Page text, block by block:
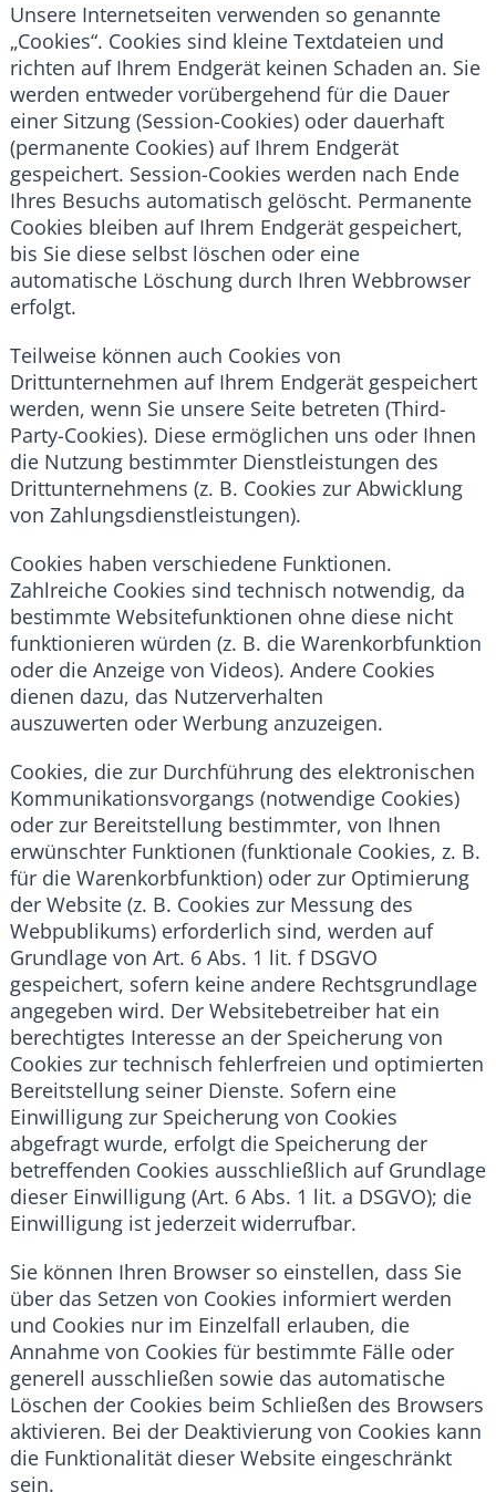
Unsere Internetseiten verwenden so genannte
„Cookies“. Cookies sind kleine Textdateien und
richten auf Ihrem Endgerät keinen Schaden an. Sie
werden entweder vorübergehend für die Dauer
einer Sitzung (Session-Cookies) oder dauerhaft
(permanente Cookies) auf Ihrem Endgerät
gespeichert. Session-Cookies werden nach Ende
Ihres Besuchs automatisch gelöscht. Permanente
Cookies bleiben auf Ihrem Endgerät gespeichert,
bis Sie diese selbst löschen oder eine
automatische Löschung durch Ihren Webbrowser
erfolgt.
Teilweise können auch Cookies von
Drittunternehmen auf Ihrem Endgerät gespeichert
werden, wenn Sie unsere Seite betreten (Third-
Party-Cookies). Diese ermöglichen uns oder Ihnen
die Nutzung bestimmter Dienstleistungen des
Drittunternehmens (z. B. Cookies zur Abwicklung
von Zahlungsdienstleistungen).
Cookies haben verschiedene Funktionen.
Zahlreiche Cookies sind technisch notwendig, da
bestimmte Websitefunktionen ohne diese nicht
funktionieren würden (z. B. die Warenkorbfunktion
oder die Anzeige von Videos). Andere Cookies
dienen dazu, das Nutzerverhalten
auszuwerten oder Werbung anzuzeigen.
Cookies, die zur Durchführung des elektronischen
Kommunikationsvorgangs (notwendige Cookies)
oder zur Bereitstellung bestimmter, von Ihnen
erwünschter Funktionen (funktionale Cookies, z. B.
für die Warenkorbfunktion) oder zur Optimierung
der Website (z. B. Cookies zur Messung des
Webpublikums) erforderlich sind, werden auf
Grundlage von Art. 6 Abs. 1 lit. f DSGVO
gespeichert, sofern keine andere Rechtsgrundlage
angegeben wird. Der Websitebetreiber hat ein
berechtigtes Interesse an der Speicherung von
Cookies zur technisch fehlerfreien und optimierten
Bereitstellung seiner Dienste. Sofern eine
Einwilligung zur Speicherung von Cookies
abgefragt wurde, erfolgt die Speicherung der
betreffenden Cookies ausschließlich auf Grundlage
dieser Einwilligung (Art. 6 Abs. 1 lit. a DSGVO); die
Einwilligung ist jederzeit widerrufbar.
Sie können Ihren Browser so einstellen, dass Sie
über das Setzen von Cookies informiert werden
und Cookies nur im Einzelfall erlauben, die
Annahme von Cookies für bestimmte Fälle oder
generell ausschließen sowie das automatische
Löschen der Cookies beim Schließen des Browsers
aktivieren. Bei der Deaktivierung von Cookies kann
die Funktionalität dieser Website eingeschränkt
sein.